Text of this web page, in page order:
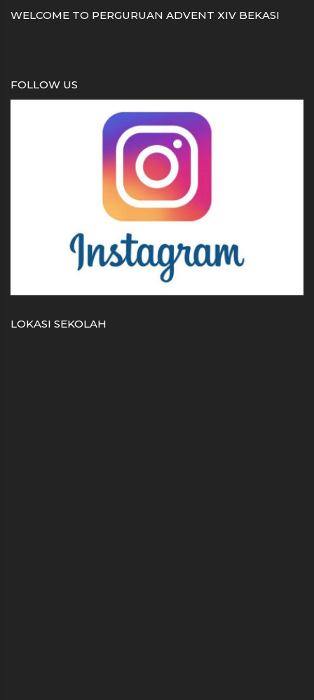
WELCOME TO PERGURUAN ADVENT XIV BEKASI
FOLLOW US
LOKASI SEKOLAH